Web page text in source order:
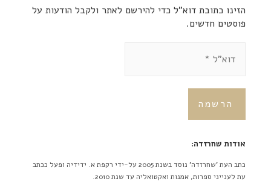
הזינו כתובת דוא"ל כדי להירשם לאתר ולקבל הודעות על
פוסטים חדשים.
אודות שחרזדה:
כתב העת 'שחרזדה' נוסד בשנת 2005 על-ידי רקפת א. ידידיה ופעל ככתב
עת לענייני ספרות, אמנות ואקטואליה עד שנת 2010.